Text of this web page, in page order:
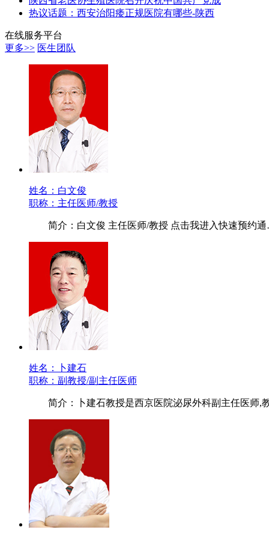
热议话题：西安治阳痿正规医院有哪些-陕西
在线服务平台
更多>> 医生团队
姓名：白文俊
职称：主任医师/教授
简介：白文俊 主任医师/教授 点击我进入快速预约
姓名：卜建石
职称：副教授/副主任医师
简介：卜建石教授是西京医院泌尿外科副主任医师,